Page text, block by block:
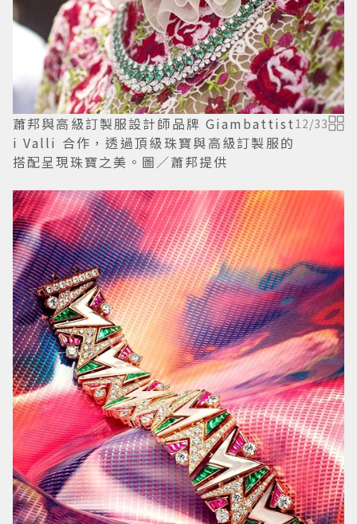
蕭邦與高級訂製服設計師品牌 Giambattist
i Valli 合作，透過頂級珠寶與高級訂製服的
搭配呈現珠寶之美。圖／蕭邦提供
12/33